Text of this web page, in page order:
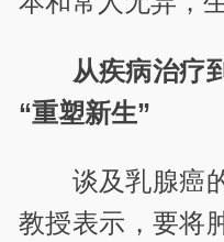
从疾病治疗
“重塑新生”
谈及乳腺癌
教授表示，要将